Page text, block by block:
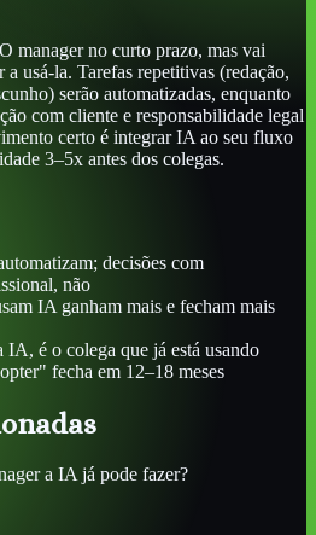
manager no curto prazo, mas vai
usá-la. Tarefas repetitivas (redação,
serão automatizadas, enquanto
com cliente e responsabilidade legal
certo é integrar IA ao seu fluxo
3–5x antes dos colegas.
decisões com
não
IA ganham mais e fecham mais
IA, é o colega que já está usando
fecha em 12–18 meses
a IA já pode fazer?